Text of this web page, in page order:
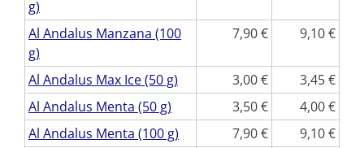
g)
Al Andalus Manzana (100
g)
7,90 9,10
Al Andalus Max Ice (50 g) 3,00
3,45
Al Andalus Menta (50 g)
3,50
4,00
Al Andalus Menta (100 g)
7,90
9,10